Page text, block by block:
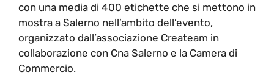
con una media di 400 etichette che si mettono in
mostra a Salerno nell’ambito dell’evento,
organizzato dall’associazione Createam in
collaborazione con Cna Salerno e la Camera di
Commercio.